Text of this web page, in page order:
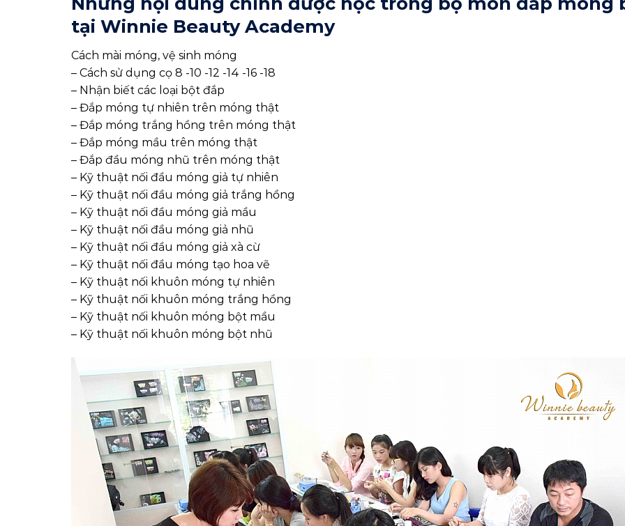
tại Winnie Beauty Academy
Cách mài móng, vệ sinh móng
– Cách sử dụng cọ 8 -10 -12 -14 -16 -18
– Nhận biết các loại bột đắp
– Đắp móng tự nhiên trên móng thật
– Đắp móng trắng hồng trên móng thật
– Đắp móng mầu trên móng thật
– Đắp đầu móng nhũ trên móng thật
– Kỹ thuật nối đầu móng giả tự nhiên
– Kỹ thuật nối đầu móng giả trắng hồng
– Kỹ thuật nối đầu móng giả mầu
– Kỹ thuật nối đầu móng giả nhũ
– Kỹ thuật nối đầu móng giả xà cừ
– Kỹ thuật nối đầu móng tạo hoa vẽ
– Kỹ thuật nối khuôn móng tự nhiên
– Kỹ thuật nối khuôn móng trắng hồng
– Kỹ thuật nối khuôn móng bột mầu
– Kỹ thuật nối khuôn móng bột nhũ